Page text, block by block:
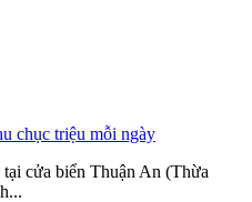
chục triệu mỗi ngày
cửa biển Thuận An (Thừa